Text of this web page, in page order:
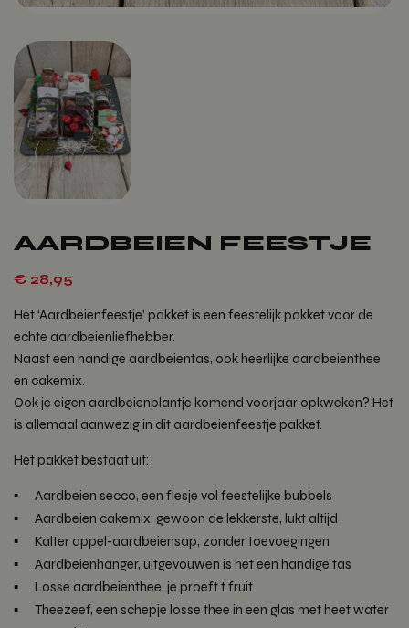
AARDBEIEN FEESTJE
€ 28,95
Het ‘Aardbeienfeestje’ pakket is een feestelijk pakket voor de
echte aardbeienliefhebber.
Naast een handige aardbeientas, ook heerlijke aardbeienthee
en cakemix.
Ook je eigen aardbeienplantje komend voorjaar opkweken? Het
is allemaal aanwezig in dit aardbeienfeestje pakket.
Het pakket bestaat uit:
Aardbeien secco, een flesje vol feestelijke bubbels
Aardbeien cakemix, gewoon de lekkerste, lukt altijd
Kalter appel-aardbeiensap, zonder toevoegingen
Aardbeienhanger, uitgevouwen is het een handige tas
Losse aardbeienthee, je proeft t fruit
Theezeef, een schepje losse thee in een glas met heet water